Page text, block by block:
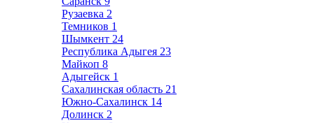
Рузаевка 2
Темников 1
Шымкент 24
Республика Адыгея 23
Майкоп 8
Адыгейск 1
Сахалинская область 21
Южно-Сахалинск 14
Долинск 2